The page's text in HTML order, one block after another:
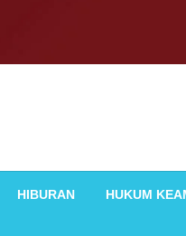
HIBURAN HUKUM